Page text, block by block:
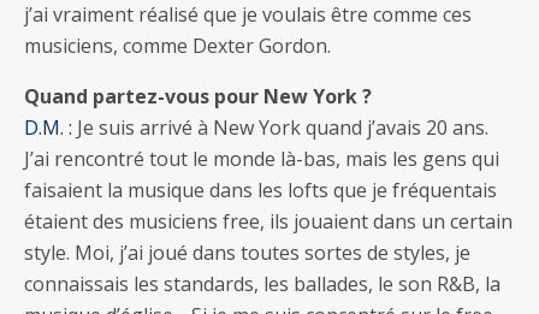
j’ai vraiment réalisé que je voulais être comme ces
musiciens, comme Dexter Gordon.
Quand partez-vous pour New York ?
D.M. : Je suis arrivé à New York quand j’avais 20 ans.
J’ai rencontré tout le monde là-bas, mais les gens qui
faisaient la musique dans les lofts que je fréquentais
étaient des musiciens free, ils jouaient dans un certain
style. Moi, j’ai joué dans toutes sortes de styles, je
connaissais les standards, les ballades, le son R&B, la